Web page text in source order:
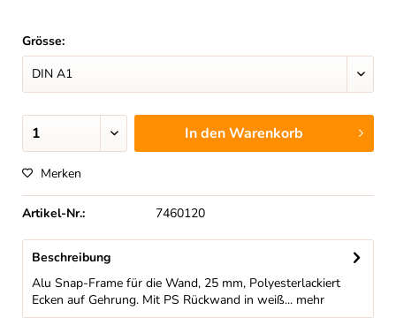
Grösse:
In denWarenkorb
Merken
Artikel-Nr.: 7460120
Beschreibung
Alu Snap-Frame für die Wand, 25 mm, Polyesterlackiert
Ecken auf Gehrung. Mit PS Rückwand in weiß... mehr